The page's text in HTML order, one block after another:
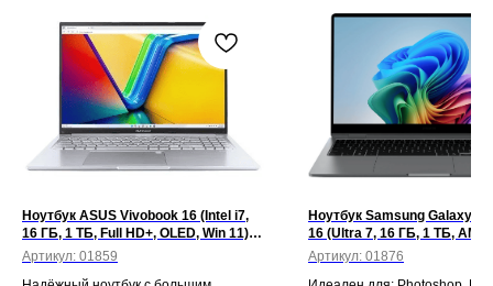
Ноутбук ASUS Vivobook 16 (Intel i7,
16 ГБ, 1 ТБ, Full HD+, OLED, Win 11)
Серый
Артикул: 01859
Ноутбук Samsung Galaxy
16 (Ultra 7, 16 ГБ, 1 ТБ,
сенсорный, 120 Гц, Win 11)
Артикул: 01876